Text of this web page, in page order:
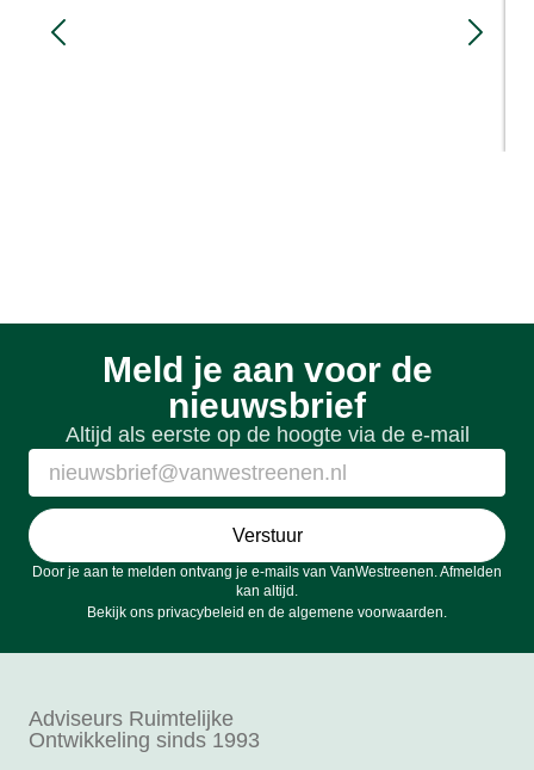
Meld je aan voor de
nieuwsbrief
Altijd als eerste op de hoogte via de e-mail
Verstuur
Door je aan te melden ontvang je e-mails van VanWestreenen. Afmelden
kan altijd.
Bekijk ons privacybeleid en de algemene voorwaarden.
Adviseurs Ruimtelijke
Ontwikkeling sinds 1993